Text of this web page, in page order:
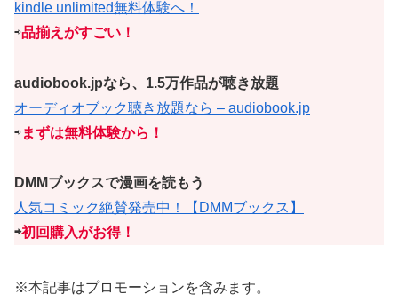
kindle unlimited無料体験へ！
⇨品揃えがすごい！
audiobook.jpなら、1.5万作品が聴き放題
オーディオブック聴き放題なら – audiobook.jp
⇨まずは無料体験から！
DMMブックスで漫画を読もう
人気コミック絶賛発売中！【DMMブックス】
⇨初回購入がお得！
※本記事はプロモーションを含みます。